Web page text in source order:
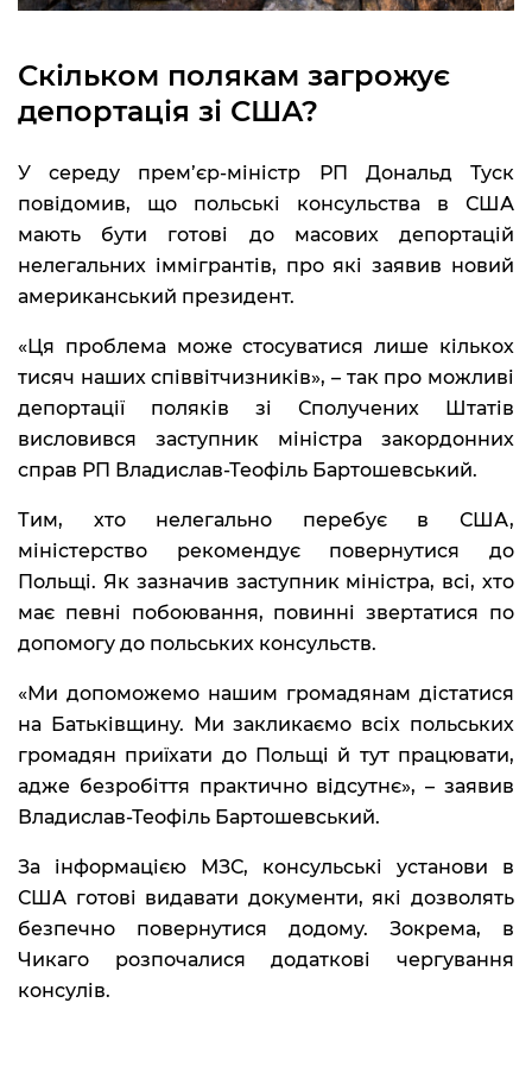
Скільком полякам загрожує
депортація зі США?
У середу прем’єр-міністр РП Дональд Туск
повідомив, що польські консульства в США
мають бути готові до масових депортацій
нелегальних іммігрантів, про які заявив новий
американський президент.
«Ця проблема може стосуватися лише кількох
тисяч наших співвітчизників», – так про можливі
депортації поляків зі Сполучених Штатів
висловився заступник міністра закордонних
справ РП Владислав-Теофіль Бартошевський.
Тим, хто нелегально перебує в США,
міністерство рекомендує повернутися до
Польщі. Як зазначив заступник міністра, всі, хто
має певні побоювання, повинні звертатися по
допомогу до польських консульств.
«Ми допоможемо нашим громадянам дістатися
на Батьківщину. Ми закликаємо всіх польських
громадян приїхати до Польщі й тут працювати,
адже безробіття практично відсутнє», – заявив
Владислав-Теофіль Бартошевський.
За інформацією МЗС, консульські установи в
США готові видавати документи, які дозволять
безпечно повернутися додому. Зокрема, в
Чикаго розпочалися додаткові чергування
консулів.